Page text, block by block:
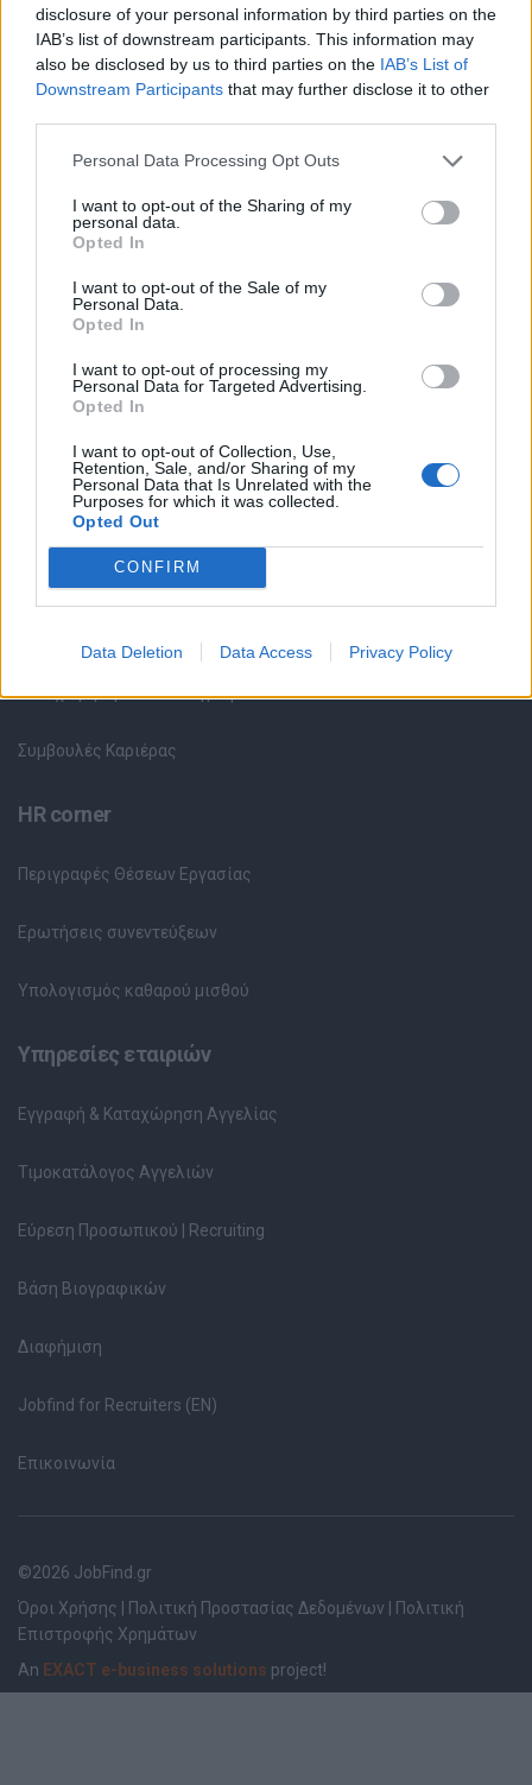
disclosure of your personal information by third parties on the
IAB’s list of downstream participants. This information may
also be disclosed by us to third parties on the IAB’s List of
Downstream Participants that may further disclose it to other
Personal Data Processing Opt Outs
I want to opt-out of the Sharing of my
personal data.
Opted In
I want to opt-out of the Sale of my
Personal Data.
Opted In
I want to opt-out of processing my
Personal Data for Targeted Advertising.
Opted In
I want to opt-out of Collection, Use,
Retention, Sale, and/or Sharing of my
Personal Data that Is Unrelated with the
Purposes for which it was collected.
Opted Out
CONFIRM
Data Deletion Data Access Privacy Policy
Θέσεις εργασίας
Όλες οι Θέσεις Εργασίας
Θέσεις Εργασίας ανά Ειδικότητα
Θέσεις Εργασίας ανά Εταιρεία
Κέντρο Βοήθειας
Καταχώρηση Online Βιογραφικού
Συμβουλές Καριέρας
HR corner
Περιγραφές Θέσεων Εργασίας
Ερωτήσεις συνεντεύξεων
Υπολογισμός καθαρού μισθού
Υπηρεσίες εταιριών
Εγγραφή & Καταχώρηση Αγγελίας
Τιμοκατάλογος Αγγελιών
Εύρεση Προσωπικού | Recruiting
Βάση Βιογραφικών
Διαφήμιση
Jobfind for Recruiters (EN)
Επικοινωνία
©2026 JobFind.gr
Όροι Χρήσης
Πολιτική Προστασίας Δεδομένων
Πολιτική
Επιστροφής Χρημάτων
An EXACT e-business solutions project!